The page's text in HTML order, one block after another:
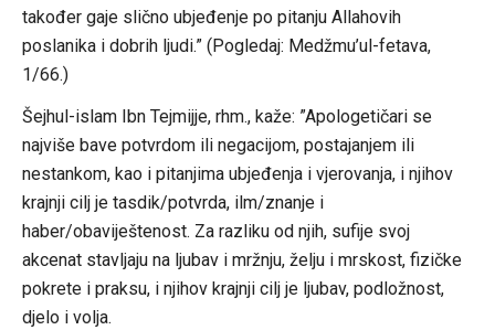
također gaje slično ubjeđenje po pitanju Allahovih
poslanika i dobrih ljudi.” (Pogledaj: Medžmu’ul-fetava,
1/66.)
Šejhul-islam Ibn Tejmijje, rhm., kaže: ”Apologetičari se
najviše bave potvrdom ili negacijom, postajanjem ili
nestankom, kao i pitanjima ubjeđenja i vjerovanja, i njihov
krajnji cilj je tasdik/potvrda, ilm/znanje i
haber/obaviještenost. Za razliku od njih, sufije svoj
akcenat stavljaju na ljubav i mržnju, želju i mrskost, fizičke
pokrete i praksu, i njihov krajnji cilj je ljubav, podložnost,
djelo i volja.